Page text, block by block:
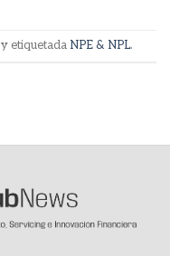
y etiquetada NPE & NPL.